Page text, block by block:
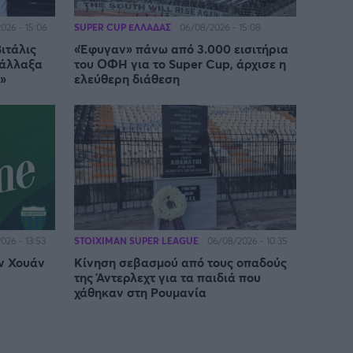
- 15:06 SUPER CUP ΕΛΛΑΔΑΣ 06/08/2026 - 15:08
«Έφυγαν» πάνω από 3.000 εισιτήρια
του ΟΦΗ για το Super Cup, άρχισε η
ελεύθερη διάθεση
- 13:53
Χουάν
STOIXIMAN SUPER LEAGUE 06/08/2026 - 10:35
Κίνηση σεβασμού από τους οπαδούς
της Άντερλεχτ για τα παιδιά που
χάθηκαν στη Ρουμανία